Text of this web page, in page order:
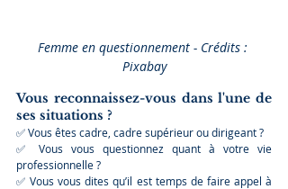
Femme en questionnement - Crédits :
Pixabay
Vous reconnaissez-vous dans l'une de
ses situations ?
✅ Vous êtes cadre, cadre supérieur ou dirigeant ?
✅ Vous vous questionnez quant à votre vie
professionnelle ?
✅ Vous vous dites qu’il est temps de faire appel à